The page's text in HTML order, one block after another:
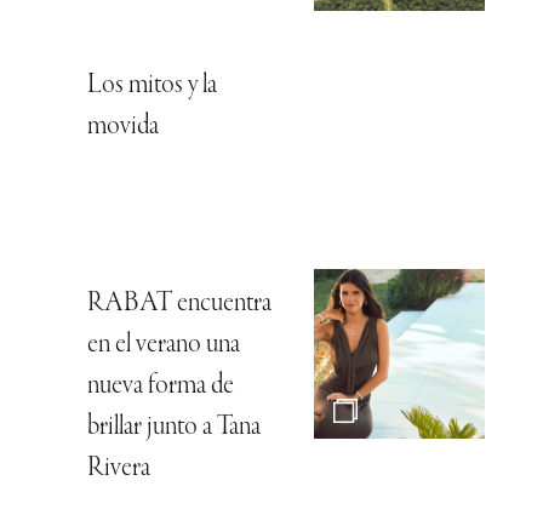
Los mitos y la
movida
RABAT encuentra
en el verano una
nueva forma de
brillar junto a Tana
Rivera